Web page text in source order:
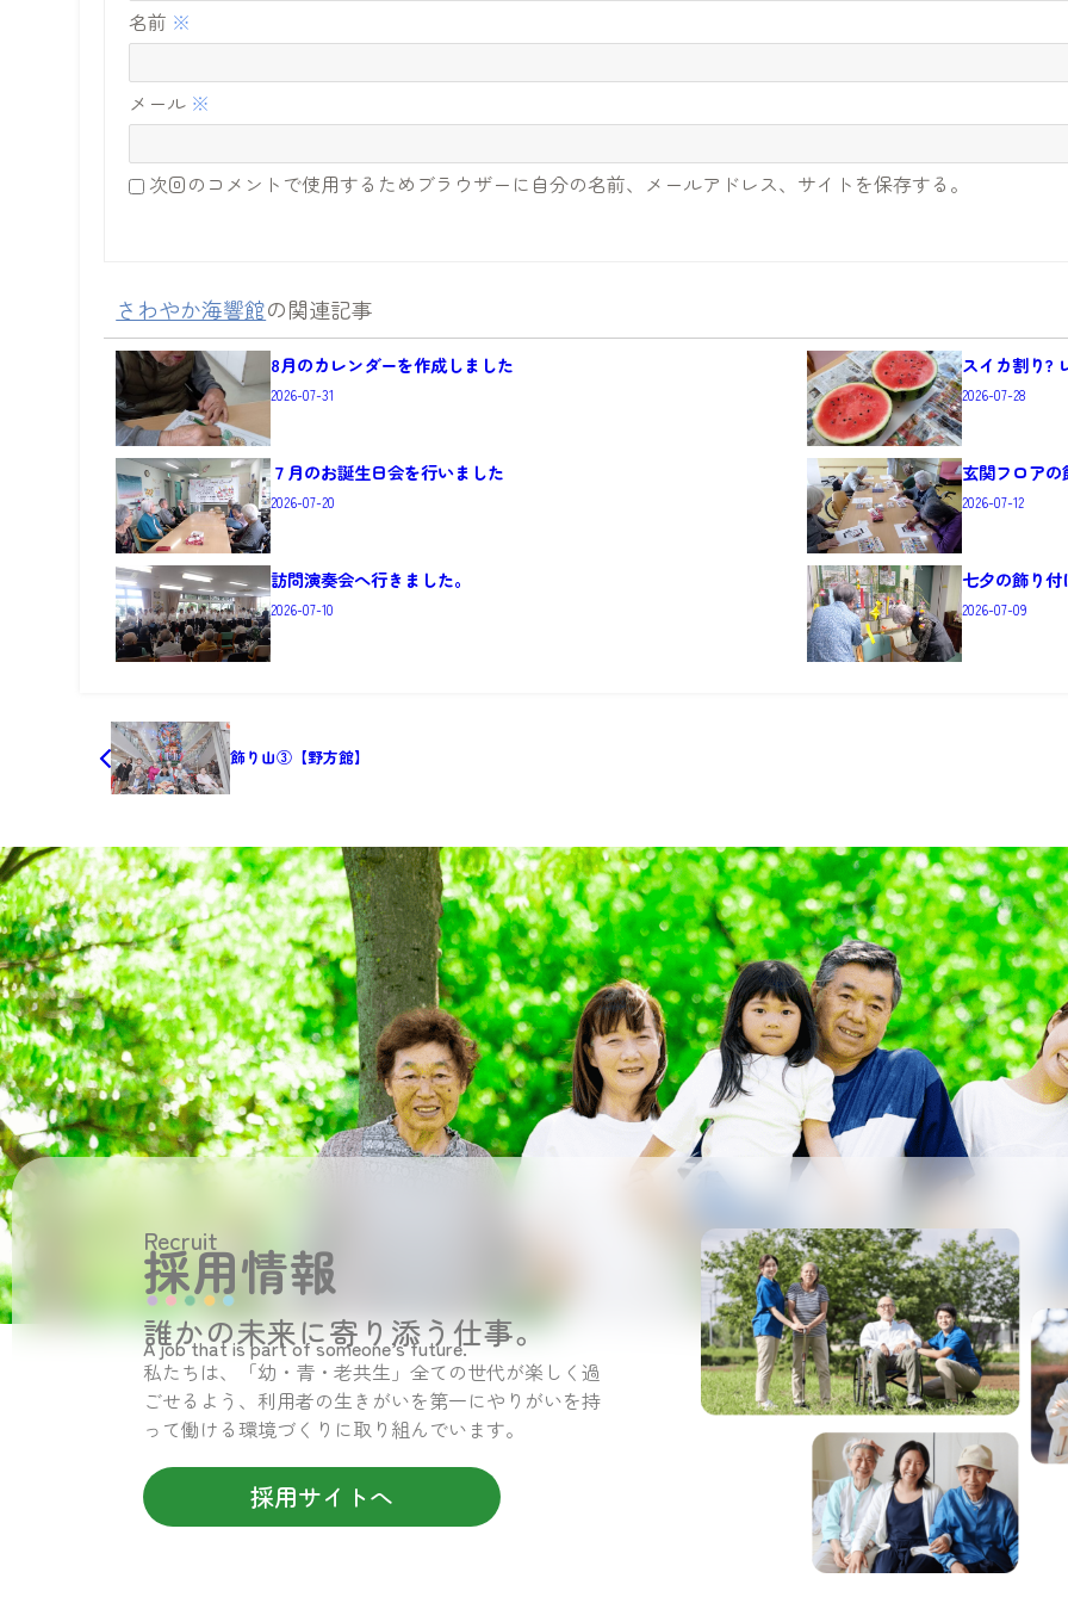
名前 ※
メール ※
次回のコメントで使用するためブラウザーに自分の名前、メールアドレス、サイトを保存する。
さわやか海響館の関連記事
8月のカレンダーを作成しました
2026-07-31
スイカ割り?
2026-07-28
７月のお誕生日会を行いました
2026-07-20
玄関フロア
2026-07-12
訪問演奏会へ行きました。
2026-07-10
七夕の飾り
2026-07-09
飾り山③【野方館】
Recruit
採用情報
誰かの未来に寄り添う仕事。
A job that is part of someone’s future.
私たちは、「幼・青・老共生」全ての世代が楽しく過
ごせるよう、利用者の生きがいを第一にやりがいを持
って働ける環境づくりに取り組んでいます。
採用サイトへ